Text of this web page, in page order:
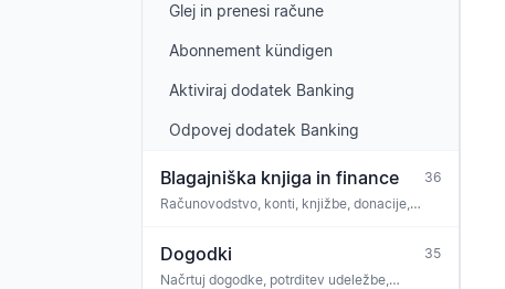
Glej in prenesi račune
Abonnement kündigen
Aktiviraj dodatek Banking
Odpovej dodatek Banking
Blagajniška knjiga in finance
36
Računovodstvo, konti, knjižbe, donacije,
Dogodki
35
Načrtuj dogodke, potrditev udeležbe,